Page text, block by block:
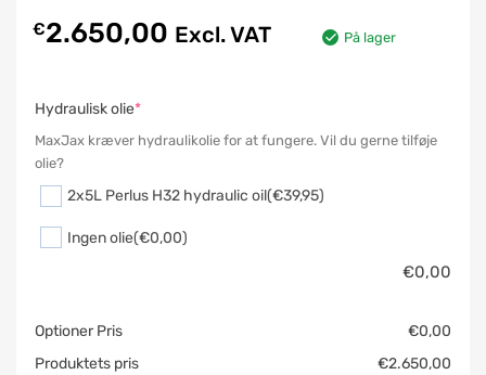
€2.650,00 Excl. VAT På lager
Hydraulisk olie*
MaxJax kræver hydraulikolie for at fungere. Vil du gerne tilføje
olie?
2x5L Perlus H32 hydraulic oil(€39,95)
Ingen olie(€0,00)
€0,00
Optioner Pris €0,00
Produktets pris
€2.650,00